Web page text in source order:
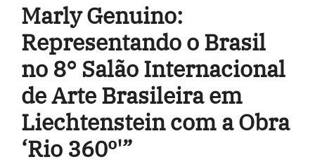
Marly Genuino:
Representando o Brasil
no 8° Salão Internacional
de Arte Brasileira em
Liechtenstein com a Obra
‘Rio 360º'”